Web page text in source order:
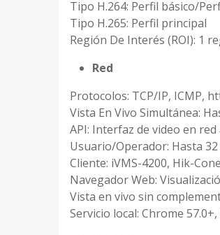
Tipo H.264: Perfil básico/
Tipo H.265: Perfil principal
Región De Interés (ROI): 1
Red
Protocolos: TCP/IP, ICMP,
Vista En Vivo Simultánea:
API: Interfaz de video en red
Usuario/Operador: Hasta
Cliente: iVMS-4200, Hik-
Navegador Web:
Vista en vivo sin
Servicio local: Chrome